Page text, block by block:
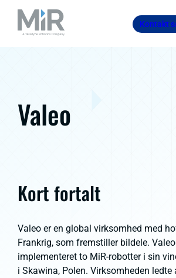
Kontakt
Valeo
Kort fortalt
Valeo er en global virksomhed med
Frankrig, som fremstiller bildele.
implementeret to MiR-robotter i sin
i Skawina, Polen. Virksomheden ledte